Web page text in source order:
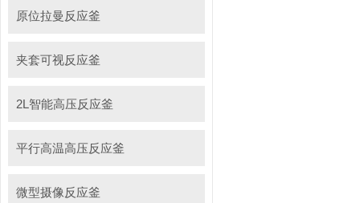
原位拉曼反应釜
夹套可视反应釜
2L智能高压反应釜
平行高温高压反应釜
微型摄像反应釜